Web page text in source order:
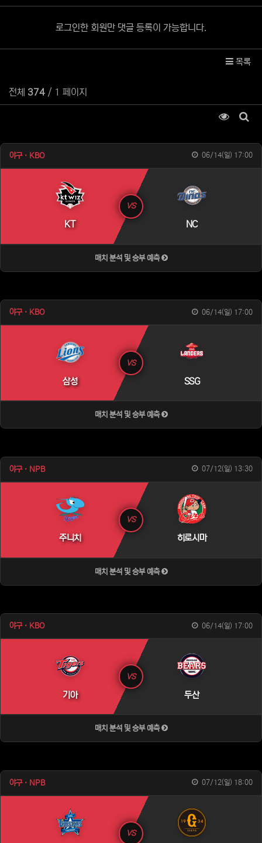
로그인한 회원만 댓글 등록이 가능합니다.
목록
전체 374 / 1 페이지
조회순
야구 · KBO 06/14(일) 17:00
KT
VS
NC
매치 분석 및 승부 예측
야구 · KBO 06/14(일) 17:00
삼성
VS
SSG
매치 분석 및 승부 예측
야구 · NPB 07/12(일) 13:30
주니치
VS
히로시마
매치 분석 및 승부 예측
야구 · KBO 06/14(일) 17:00
기아
VS
두산
매치 분석 및 승부 예측
야구 · NPB 07/12(일) 18:00
VS